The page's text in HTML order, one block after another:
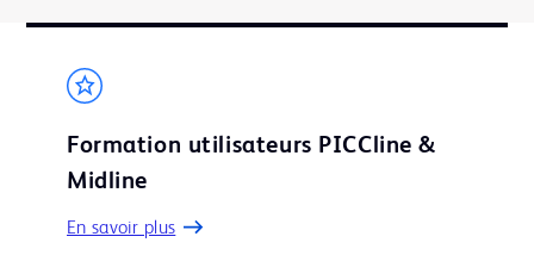
Formation utilisateurs PICCline &
Midline
En savoir plus